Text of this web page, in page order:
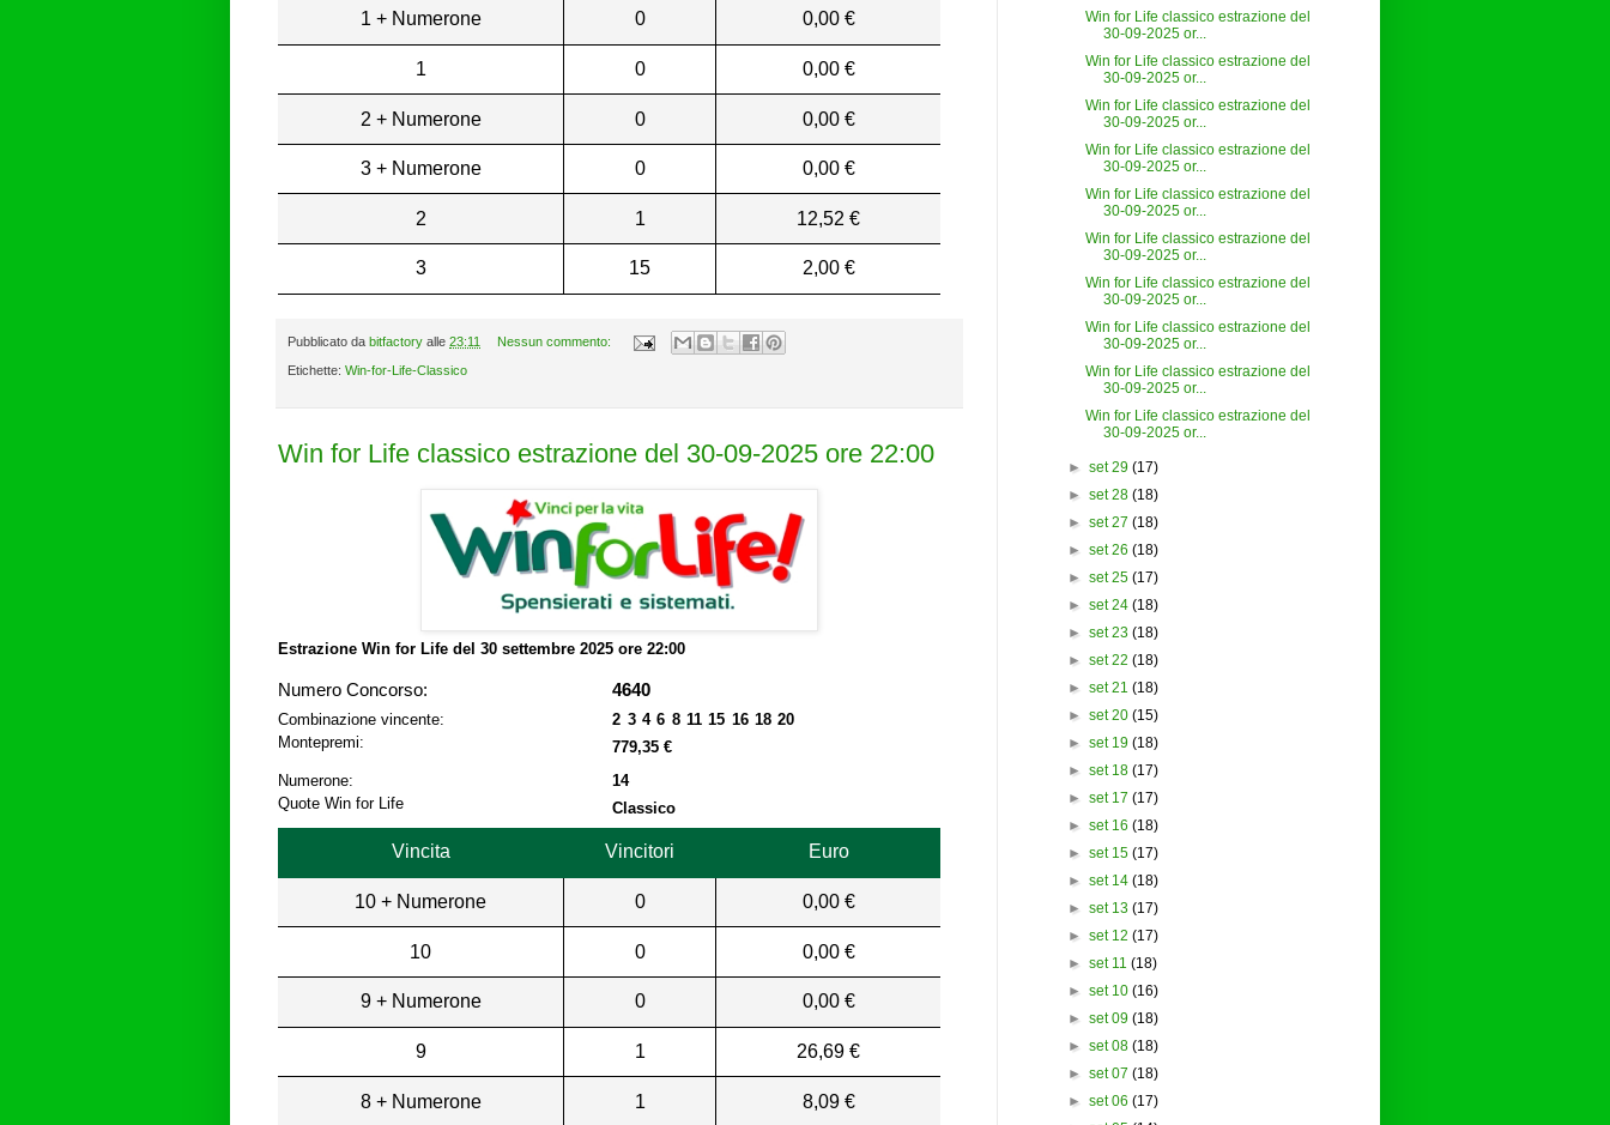
1 + Numerone 0 0,00 €
1 0 0,00 €
2 + Numerone 0 0,00 €
3 + Numerone 0 0,00 €
2 1 12,52 €
3 15 2,00 €
Pubblicato da bitfactory alle 23:11 Nessun commento:
Etichette: Win-for-Life-Classico
Win for Life classico estrazione del 30-09-2025 ore 22:00
Estrazione Win for Life del 30 settembre 2025 ore 22:00
Numero Concorso: 4640
Combinazione vincente:
2 3 4 6 8 11 15 16 18 20
Montepremi:
779,35 €
Numerone:
14
Quote Win for Life
Classico
Vincita Vincitori Euro
10 + Numerone 0 0,00 €
10 0 0,00 €
9 + Numerone 0 0,00 €
9 1 26,69 €
8 + Numerone 1 8,09 €
Win for Life classico estrazione del
30-09-2025 or...
Win for Life classico estrazione del
30-09-2025 or...
Win for Life classico estrazione del
30-09-2025 or...
Win for Life classico estrazione del
30-09-2025 or...
Win for Life classico estrazione del
30-09-2025 or...
Win for Life classico estrazione del
30-09-2025 or...
Win for Life classico estrazione del
30-09-2025 or...
Win for Life classico estrazione del
30-09-2025 or...
Win for Life classico estrazione del
30-09-2025 or...
Win for Life classico estrazione del
30-09-2025 or...
► set 29 (17)
► set 28 (18)
► set 27 (18)
► set 26 (18)
► set 25 (17)
► set 24 (18)
► set 23 (18)
► set 22 (18)
► set 21 (18)
► set 20 (15)
► set 19 (18)
► set 18 (17)
► set 17 (17)
► set 16 (18)
► set 15 (17)
► set 14 (18)
► set 13 (17)
► set 12 (17)
► set 11 (18)
► set 10 (16)
► set 09 (18)
► set 08 (18)
► set 07 (18)
► set 06 (17)